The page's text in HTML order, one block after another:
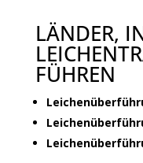
LÄNDER,
FÜHREN